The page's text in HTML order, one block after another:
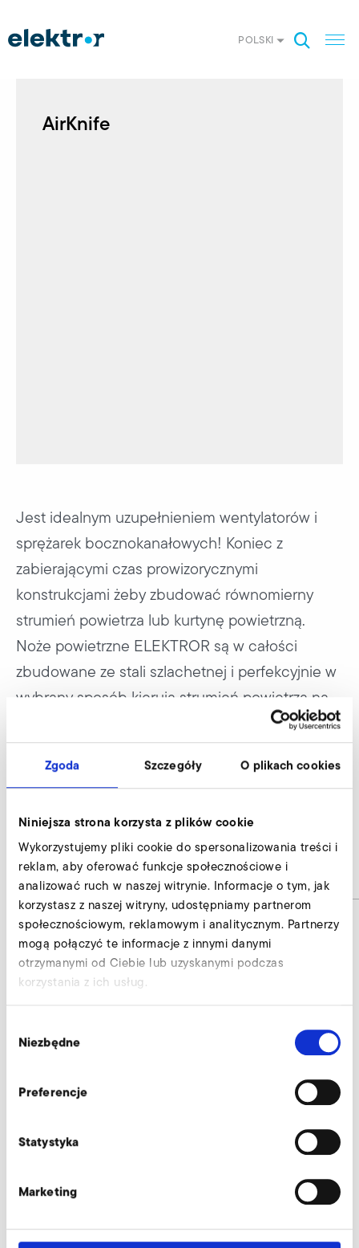
Zgoda Szczegóły O plikach cookies
Niniejsza strona korzysta z plików cookie
Wykorzystujemy pliki cookie do spersonalizowania treści i
reklam, aby oferować funkcje społecznościowe i
analizować ruch w naszej witrynie. Informacje o tym, jak
korzystasz z naszej witryny, udostępniamy partnerom
społecznościowym, reklamowym i analitycznym. Partnerzy
mogą połączyć te informacje z innymi danymi
otrzymanymi od Ciebie lub uzyskanymi podczas
korzystania z ich usług.
zgody
Niezbędne
Preferencje
Statystyka
Marketing
POLSKI
AirKnife
Jest idealnym uzupełnieniem wentylatorów i
sprężarek bocznokanałowych! Koniec z
zabierającymi czas prowizorycznymi
konstrukcjami żeby zbudować równomierny
strumień powietrza lub kurtynę powietrzną.
Noże powietrzne ELEKTROR są w całości
zbudowane ze stali szlachetnej i perfekcyjnie w
wybrany sposób kierują strumień powietrza na
Numer materiału
AirKnife wyślij zapytanie
Nasi eksperci służą profesjonalną pomocą.
Pozostałe wyposażenie dodatkowe S-MP
Filtr dokładny, strona ssąca